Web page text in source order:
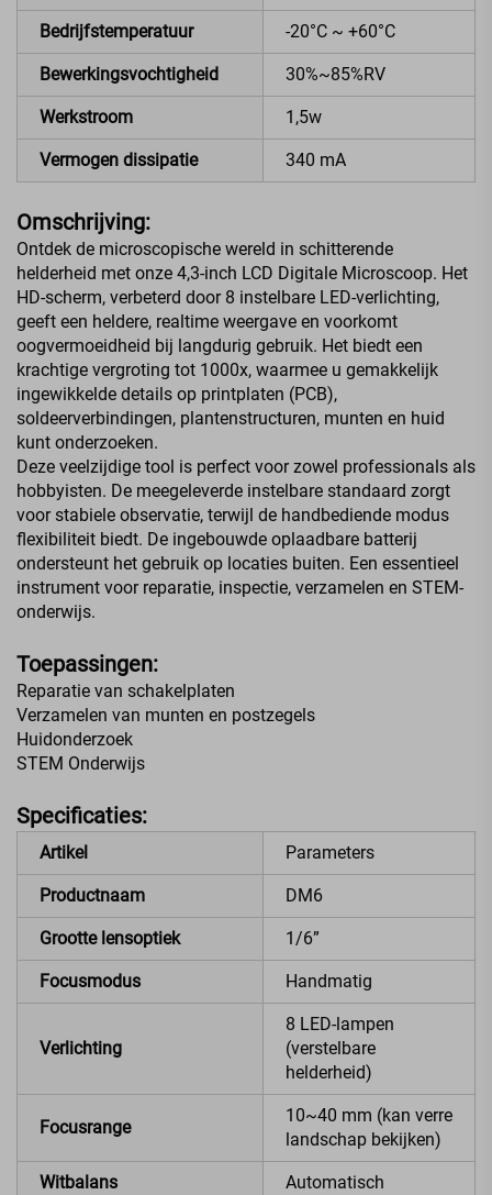
Bedrijfstemperatuur -20°C ~ +60°C
Bewerkingsvochtigheid 30%~85%RV
Werkstroom 1,5w
Vermogen dissipatie 340 mA
Omschrijving:
Ontdek de microscopische wereld in schitterende
helderheid met onze 4,3-inch LCD Digitale Microscoop. Het
HD-scherm, verbeterd door 8 instelbare LED-verlichting,
geeft een heldere, realtime weergave en voorkomt
oogvermoeidheid bij langdurig gebruik. Het biedt een
krachtige vergroting tot 1000x, waarmee u gemakkelijk
ingewikkelde details op printplaten (PCB),
soldeerverbindingen, plantenstructuren, munten en huid
kunt onderzoeken.
Deze veelzijdige tool is perfect voor zowel professionals als
hobbyisten. De meegeleverde instelbare standaard zorgt
voor stabiele observatie, terwijl de handbediende modus
flexibiliteit biedt. De ingebouwde oplaadbare batterij
ondersteunt het gebruik op locaties buiten. Een essentieel
instrument voor reparatie, inspectie, verzamelen en STEM-
onderwijs.
Toepassingen:
Reparatie van schakelplaten
Verzamelen van munten en postzegels
Huidonderzoek
STEM Onderwijs
Specificaties:
Artikel Parameters
Productnaam DM6
Grootte lensoptiek 1/6”
Focusmodus Handmatig
Verlichting
8 LED-lampen
(verstelbare
helderheid)
Focusrange
10~40 mm (kan verre
landschap bekijken)
Witbalans Automatisch